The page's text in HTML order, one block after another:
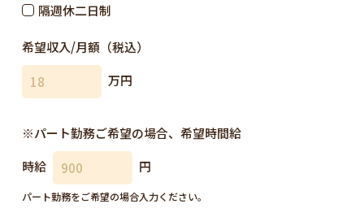
隔週休二日制
希望収入/月額（税込）
万円
※パート勤務ご希望の場合、 希望時間給
時給
円
パート勤務をご希望の場合入力ください。